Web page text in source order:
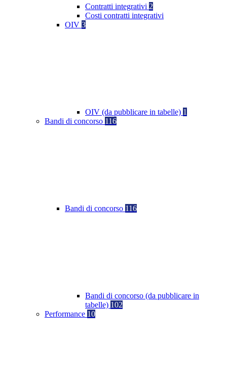
Contratti integrativi 2
Costi contratti integrativi
OIV 3
OIV (da pubblicare in tabelle) 1
Bandi di concorso 116
Bandi di concorso 116
Bandi di concorso (da pubblicare in
tabelle) 102
Performance 10